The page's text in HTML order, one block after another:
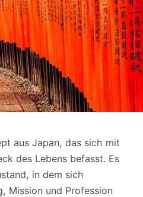
aus Japan, das sich mit
des Lebens befasst. Es
in dem sich
Mission und Profession